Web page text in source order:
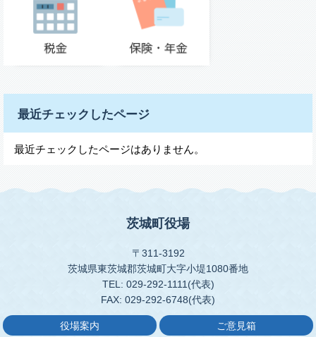
最近チェックしたページ
最近チェックしたページはありません。
茨城町役場
〒311-3192
茨城県東茨城郡茨城町大字小堤1080番地
TEL: 029-292-1111(代表)
FAX: 029-292-6748(代表)
役場案内 ご意見箱